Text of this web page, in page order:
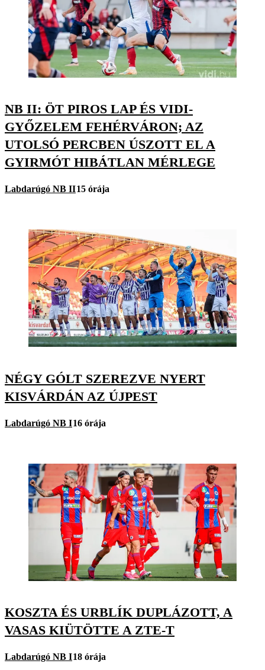
NB II: ÖT PIROS LAP ÉS VIDI-
GYŐZELEM FEHÉRVÁRON; AZ
UTOLSÓ PERCBEN ÚSZOTT EL A
GYIRMÓT HIBÁTLAN MÉRLEGE
Labdarúgó NB II15 órája
NÉGY GÓLT SZEREZVE NYERT
KISVÁRDÁN AZ ÚJPEST
Labdarúgó NB I16 órája
KOSZTA ÉS URBLÍK DUPLÁZOTT, A
VASAS KIÜTÖTTE A ZTE-T
Labdarúgó NB I18 órája